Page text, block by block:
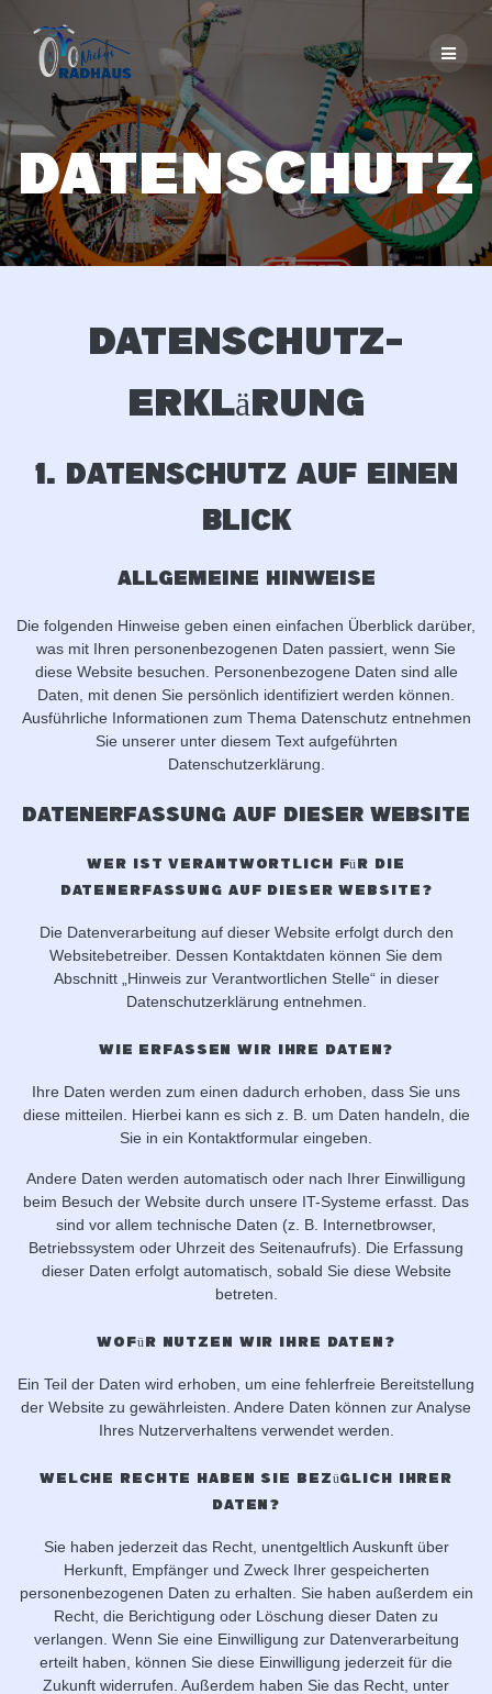
content
Datenschutz
Datenschutz­
erklärung
1. Datenschutz auf einen
Blick
Allgemeine Hinweise
Die folgenden Hinweise geben einen einfachen Überblick darüber,
was mit Ihren personenbezogenen Daten passiert, wenn Sie
diese Website besuchen. Personenbezogene Daten sind alle
Daten, mit denen Sie persönlich identifiziert werden können.
Ausführliche Informationen zum Thema Datenschutz entnehmen
Sie unserer unter diesem Text aufgeführten
Datenschutzerklärung.
Datenerfassung auf dieser Website
Wer ist verantwortlich für die
Datenerfassung auf dieser Website?
Die Datenverarbeitung auf dieser Website erfolgt durch den
Websitebetreiber. Dessen Kontaktdaten können Sie dem
Abschnitt „Hinweis zur Verantwortlichen Stelle“ in dieser
Datenschutzerklärung entnehmen.
Wie erfassen wir Ihre Daten?
Ihre Daten werden zum einen dadurch erhoben, dass Sie uns
diese mitteilen. Hierbei kann es sich z. B. um Daten handeln, die
Sie in ein Kontaktformular eingeben.
Andere Daten werden automatisch oder nach Ihrer Einwilligung
beim Besuch der Website durch unsere IT-Systeme erfasst. Das
sind vor allem technische Daten (z. B. Internetbrowser,
Betriebssystem oder Uhrzeit des Seitenaufrufs). Die Erfassung
dieser Daten erfolgt automatisch, sobald Sie diese Website
betreten.
Wofür nutzen wir Ihre Daten?
Ein Teil der Daten wird erhoben, um eine fehlerfreie Bereitstellung
der Website zu gewährleisten. Andere Daten können zur Analyse
Ihres Nutzerverhaltens verwendet werden.
Welche Rechte haben Sie bezüglich Ihrer
Daten?
Sie haben jederzeit das Recht, unentgeltlich Auskunft über
Herkunft, Empfänger und Zweck Ihrer gespeicherten
personenbezogenen Daten zu erhalten. Sie haben außerdem ein
Recht, die Berichtigung oder Löschung dieser Daten zu
verlangen. Wenn Sie eine Einwilligung zur Datenverarbeitung
erteilt haben, können Sie diese Einwilligung jederzeit für die
Zukunft widerrufen. Außerdem haben Sie das Recht, unter